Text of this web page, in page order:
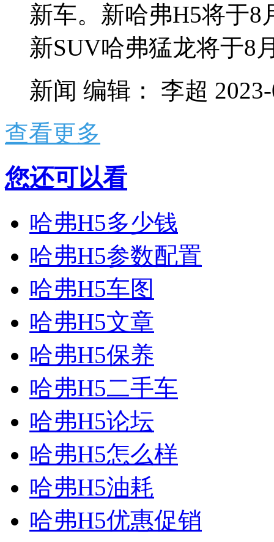
新车。新哈弗H5将于8
新SUV哈弗猛龙将于8
新闻 编辑： 李超
查看更多
您还可以看
哈弗H5多少钱
哈弗H5参数配置
哈弗H5车图
哈弗H5文章
哈弗H5保养
哈弗H5二手车
哈弗H5论坛
哈弗H5怎么样
哈弗H5油耗
哈弗H5优惠促销